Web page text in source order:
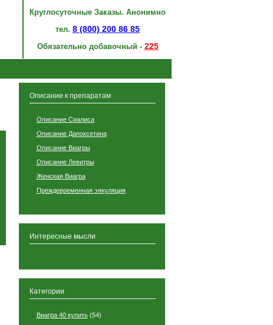
Круглосуточные Заказы. Анонимно
тел. 8 (800) 200 86 85
Обязательно добавочный - 225
Описание к препаратам
Описание Сиалиса
Описание Дапоксетина
Описание Виагры
Описание Левитры
Женская Виагра
Преждевременная эякуляция
Интересные мысли
Категории
Виагра 40 купить(54)